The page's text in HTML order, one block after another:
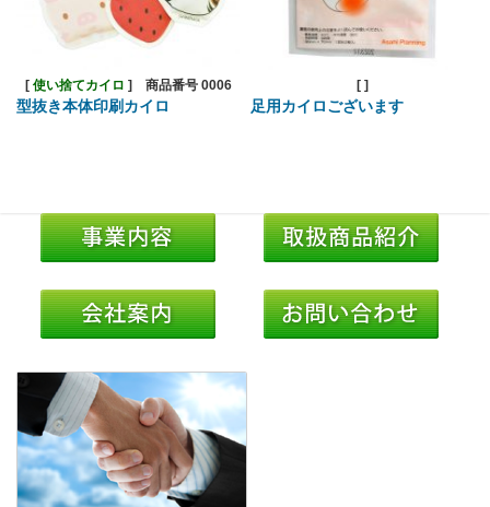
[ 使い捨てカイロ ] 商品番号 0006
型抜き本体印刷カイロ
[ ]
足用カイロございます